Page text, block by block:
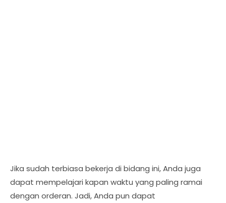
Jika sudah terbiasa bekerja di bidang ini, Anda juga
dapat mempelajari kapan waktu yang paling ramai
dengan orderan. Jadi, Anda pun dapat